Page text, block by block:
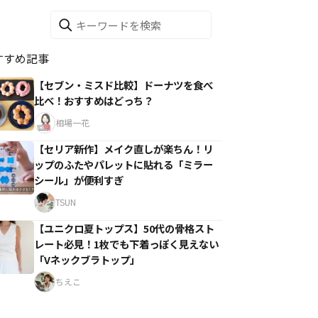
すめ記事
【セブン・ミスド比較】ドーナツを食べ
比べ！おすすめはどっち？
相場一花
【セリア新作】メイク直しが楽ちん！リ
ップのふたやパレットに貼れる「ミラー
シール」が便利すぎ
TSUN
【ユニクロ夏トップス】50代の骨格スト
レート必見！1枚でも下着っぽく見えない
「Vネックブラトップ」
ちえこ